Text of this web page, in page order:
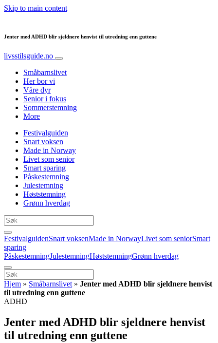
Skip to main content
Jenter med ADHD blir sjeldnere henvist til utredning enn guttene
livsstilsguide.no
Småbarnslivet
Her bor vi
Våre dyr
Senior i fokus
Sommerstemning
More
Festivalguiden
Snart voksen
Made in Norway
Livet som senior
Smart sparing
Påskestemning
Julestemning
Høststemning
Grønn hverdag
FestivalguidenSnart voksenMade in NorwayLivet som seniorSmart
sparing
PåskestemningJulestemningHøststemningGrønn hverdag
Hjem » Småbarnslivet » Jenter med ADHD blir sjeldnere henvist
til utredning enn guttene
ADHD
Jenter med ADHD blir sjeldnere henvist
til utredning enn guttene